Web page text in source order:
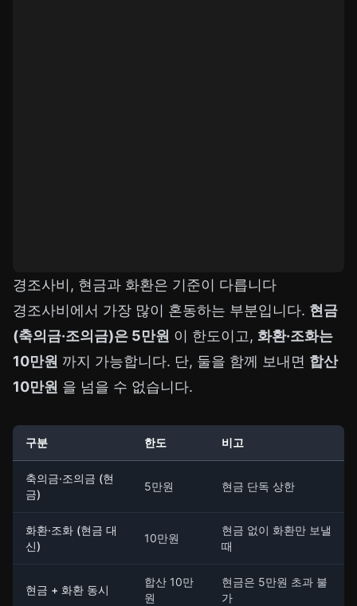
경조사비, 현금과 화환은 기준이 다릅니다
경조사비에서 가장 많이 혼동하는 부분입니다. 현금
(축의금·조의금)은 5만원 이 한도이고, 화환·조화는
10만원 까지 가능합니다. 단, 둘을 함께 보내면 합산
10만원 을 넘을 수 없습니다.
구분 한도 비고
축의금·조의금 (현
금)
5만원 현금 단독 상한
화환·조화 (현금 대
신)
10만원
현금 없이 화환만 보낼
때
현금 + 화환 동시
합산 10만
원
현금은 5만원 초과 불
가